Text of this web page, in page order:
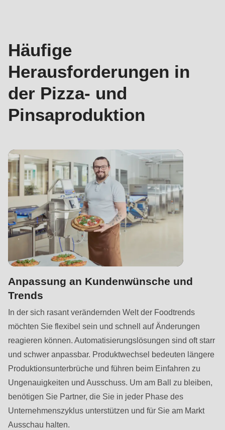
deprecated
in
Drupal\rondo_contact\ContactService-
>Drupal\rondo_contact\
{closure}
()
of
modules/custom/rondo_contact/src/ContactService.php
Deprecated
function:
mb_substr():
Passing
null
to
parameter
#1
($string)
of
type
string
is
deprecated
in
Drupal\rondo_contact\ContactService-
>Drupal\rondo_contact\
Häufige
Herausforderungen in
der Pizza- und
Pinsaproduktion
Anpassung an Kundenwünsche und
Trends
In der sich rasant verändernden Welt der Foodtrends
möchten Sie flexibel sein und schnell auf Änderungen
reagieren können. Automatisierungslösungen sind oft starr
und schwer anpassbar. Produktwechsel bedeuten längere
Produktionsunterbrüche und führen beim Einfahren zu
Ungenauigkeiten und Ausschuss. Um am Ball zu bleiben,
benötigen Sie Partner, die Sie in jeder Phase des
Unternehmenszyklus unterstützen und für Sie am Markt
Ausschau halten.